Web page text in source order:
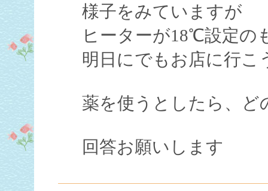
様子をみていますが
ヒーターが18℃設定の
明日にでもお店に行こ
薬を使うとしたら、ど
回答お願いします